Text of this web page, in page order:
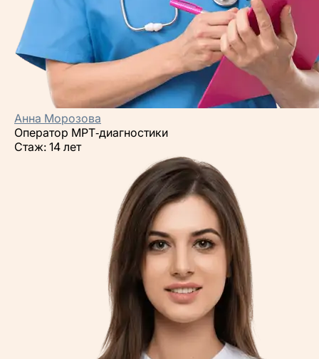
Анна Морозова
Оператор МРТ‑диагностики
Стаж: 14 лет